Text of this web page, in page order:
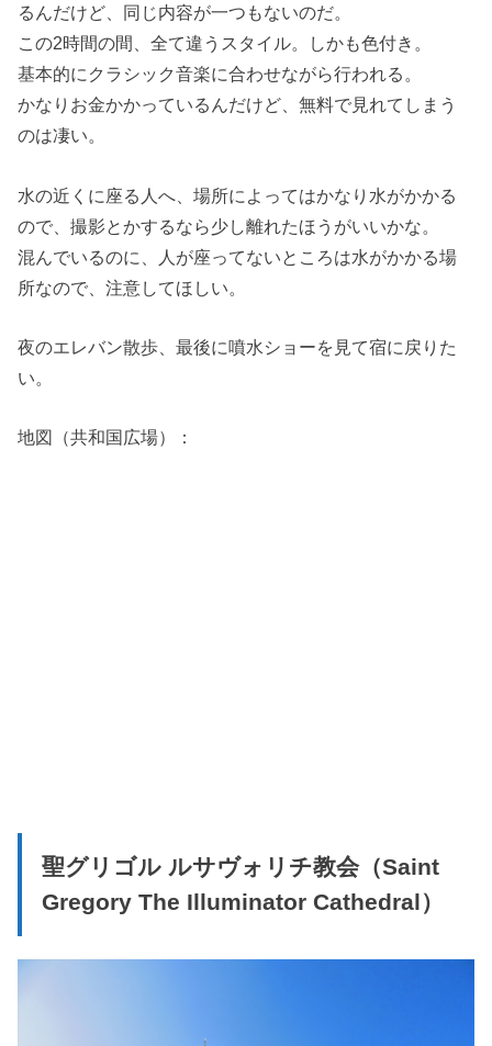
るんだけど、同じ内容が一つもないのだ。
この2時間の間、全て違うスタイル。しかも色付き。
基本的にクラシック音楽に合わせながら行われる。
かなりお金かかっているんだけど、無料で見れてしまう
のは凄い。
水の近くに座る人へ、場所によってはかなり水がかかる
ので、撮影とかするなら少し離れたほうがいいかな。
混んでいるのに、人が座ってないところは水がかかる場
所なので、注意してほしい。
夜のエレバン散歩、最後に噴水ショーを見て宿に戻りた
い。
地図（共和国広場）：
聖グリゴル ルサヴォリチ教会（Saint
Gregory The Illuminator Cathedral）